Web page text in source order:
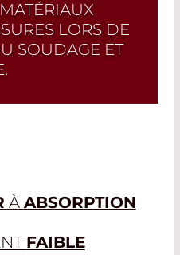
LORS DE
SOUDAGE ET
dernières
du perçage, de la
et de la
dans une
À ABSORPTION
FAIBLE